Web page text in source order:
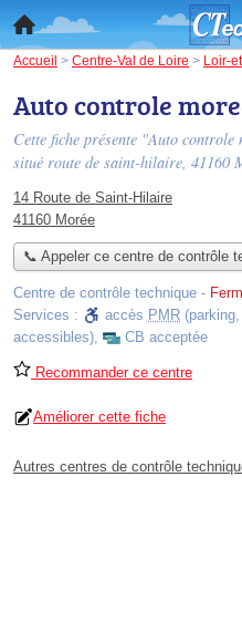
Accueil > Centre-Val de Loire > Loir-
Auto controle
Cette fiche présente "Auto
situé route de saint-hilaire, 41160
14 Route de Saint-Hilaire
41160 Morée
📞 Appeler ce centre de contrôle
Centre de contrôle technique -
Services :
accès PMR
accessibles), CB acceptée
Recommander ce centre
Améliorer cette fiche
Autres centres de contrôle